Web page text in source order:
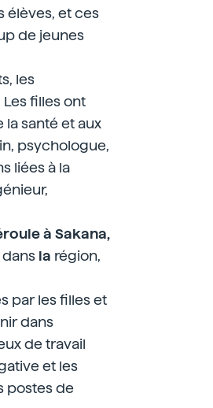
élèves, et ces
de jeunes
les
Les filles ont
santé et aux
psychologue,
liées à la
à Sakana,
dans la région,
par les filles et
dans
de travail
et les
postes de